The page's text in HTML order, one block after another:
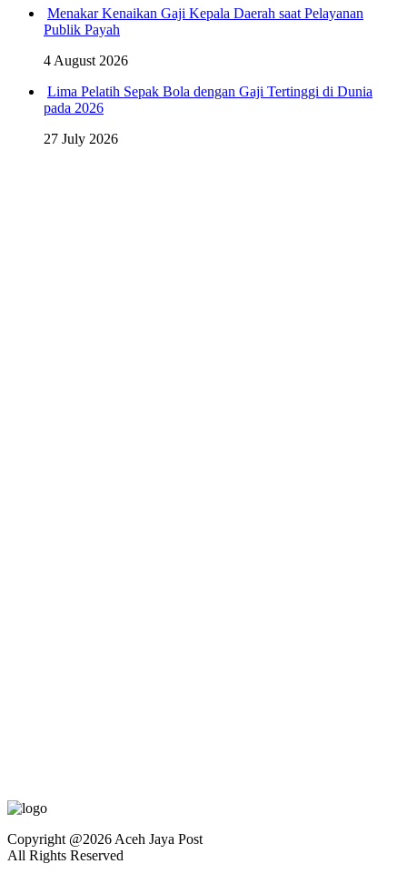
Menakar Kenaikan Gaji Kepala Daerah saat Pelayanan
Publik Payah
4 August 2026
Lima Pelatih Sepak Bola dengan Gaji Tertinggi di Dunia
pada 2026
27 July 2026
Copyright @2026 Aceh Jaya Post
All Rights Reserved